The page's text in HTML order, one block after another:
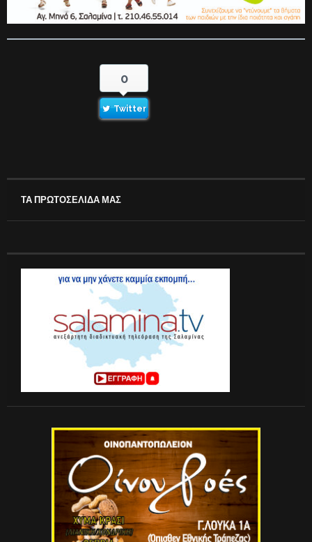
0
Twitter
ΤΑ ΠΡΩΤΟΣΕΛΙΔΑ ΜΑΣ